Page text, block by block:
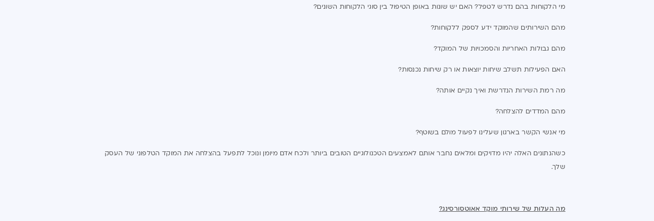
מי הלקוחות בהם נדרש לטפל? האם יש שונות באופן הטיפול בין סוגי הלקוחות השונים?
מהם השירותים שהמוקד ידע לספק ללקוחות?
מהם גבולות האחריות והסמכויות של המוקד?
האם הפעילות תשלב שיחות יוצאות או רק שיחות נכנסות?
מה רמת השירות הנדרשת ואיך נקיים אותה?
מהם המדדים להצלחה?
מי אנשי הקשר בארגון שעלינו לפעול מולם בשוטף?
כשהנתונים האלה יהיו מדויקים ומלאים נחבר אותם לאמצעים הטכנולוגיים הטובים ביותר ולכח אדם מיומן ונוכל לתפעל בהצלחה את המוקד הטלפוני של העסק
שלך.
מה העלות של שירותי מוקד אאוטסורסינג?